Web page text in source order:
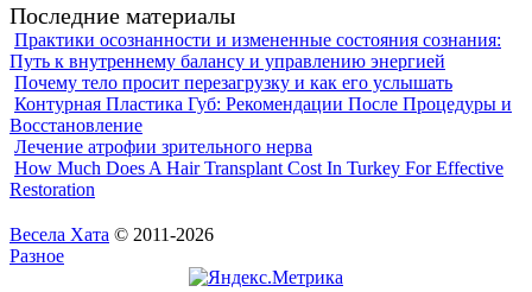
Последние материалы
Практики осознанности и измененные состояния сознания:
Путь к внутреннему балансу и управлению энергией
Почему тело просит перезагрузку и как его услышать
Контурная Пластика Губ: Рекомендации После Процедуры и
Восстановление
Лечение атрофии зрительного нерва
How Much Does A Hair Transplant Cost In Turkey For Effective
Restoration
Весела Хата © 2011-2026
Разное